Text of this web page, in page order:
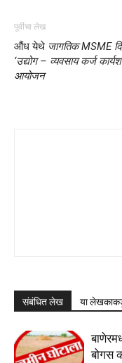
पूर्वीचा लेख
औंध येथे जागतिक MSME
‘उद्योग – व्यवसाय कर्ज
आयोजन
संबंधित लेख या
बोगस